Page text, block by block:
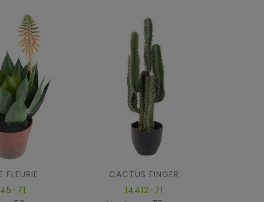
FLEURIE
71
CACTUS FINGER
14412-71